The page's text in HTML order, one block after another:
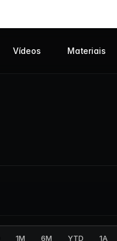
Vídeos Materiais
1M 6M YTD 1A